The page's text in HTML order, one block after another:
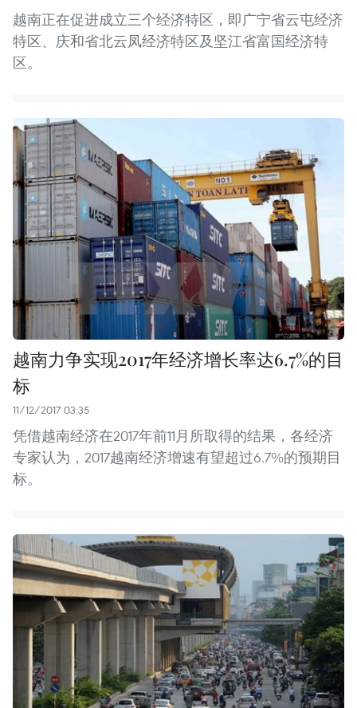
越南正在促进成立三个经济特区，即广宁省云屯经济
特区、庆和省北云凤经济特区及坚江省富国经济特
区。
越南力争实现2017年经济增长率达6.7%的目
标
11/12/2017 03:35
凭借越南经济在2017年前11月所取得的结果，各经济
专家认为，2017越南经济增速有望超过6.7%的预期目
标。